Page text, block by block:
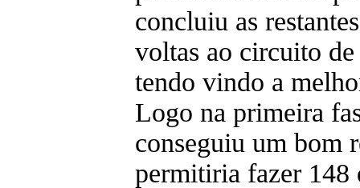
concluiu as
voltas ao circuito
tendo vindo a
Logo na primeira
conseguiu um bom
permitiria fazer